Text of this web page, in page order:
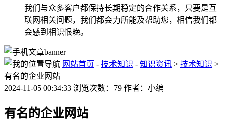
我们与众多客户都保持长期稳定的合作关系，只要是互
联网相关问题，我们都会力所能及帮助您，相信我们都
会感到相识恨晚。
网站首页 - 技术知识 - 知识资讯 > 技术知识 >
有名的企业网站
2024-11-05 00:34:33 浏览次数：79 作者：小编
有名的企业网站